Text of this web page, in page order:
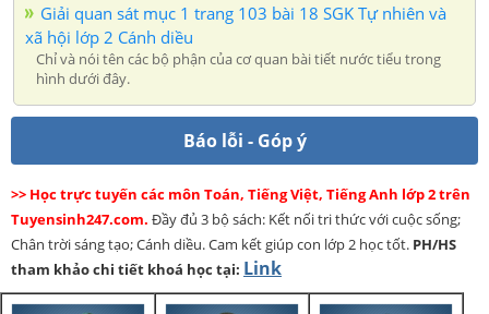
Giải quan sát mục 1 trang 103 bài 18 SGK Tự nhiên và
xã hội lớp 2 Cánh diều
Chỉ và nói tên các bộ phận của cơ quan bài tiết nước tiểu trong
hình dưới đây.
Báo lỗi - Góp ý
>> Học trực tuyến các môn Toán, Tiếng Việt, Tiếng Anh lớp 2 trên
Tuyensinh247.com. Đầy đủ 3 bộ sách: Kết nối tri thức với cuộc sống;
Chân trời sáng tạo; Cánh diều. Cam kết giúp con lớp 2 học tốt. PH/HS
tham khảo chi tiết khoá học tại: Link